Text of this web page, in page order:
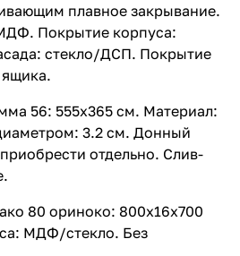
плавное закрывание.
Покрытие корпуса:
стекло/ДСП. Покрытие
56: 555x365 см. Материал:
3.2 см. Донный
отдельно. Слив-
80 ориноко: 800x16x700
МДФ/стекло. Без